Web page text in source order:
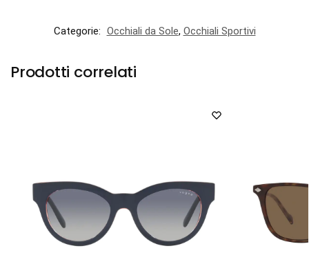
Categorie: Occhiali da Sole, Occhiali Sportivi
Prodotti correlati